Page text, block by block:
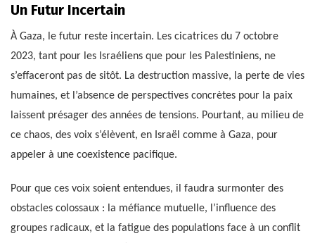
Un Futur Incertain
À Gaza, le futur reste incertain. Les cicatrices du 7 octobre
2023, tant pour les Israéliens que pour les Palestiniens, ne
s’effaceront pas de sitôt. La destruction massive, la perte de vies
humaines, et l’absence de perspectives concrètes pour la paix
laissent présager des années de tensions. Pourtant, au milieu de
ce chaos, des voix s’élèvent, en Israël comme à Gaza, pour
appeler à une coexistence pacifique.
Pour que ces voix soient entendues, il faudra surmonter des
obstacles colossaux : la méfiance mutuelle, l’influence des
groupes radicaux, et la fatigue des populations face à un conflit